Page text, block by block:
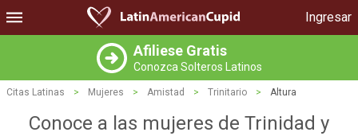
Ingresar
Afiliese Gratis
Conozca Solteros Latinos
Citas Latinas > Mujeres > Amistad > Trinitario > Altura
Conoce a las mujeres de Trinidad y